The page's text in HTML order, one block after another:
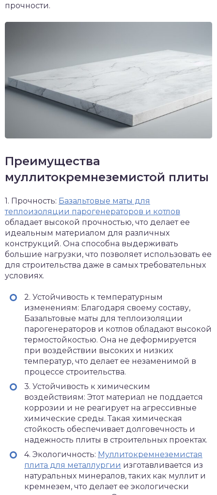
прочности.
Преимущества
муллитокремнеземистой плиты
1. Прочность: Базальтовые маты для
теплоизоляции парогенераторов и котлов
обладает высокой прочностью, что делает ее
идеальным материалом для различных
конструкций. Она способна выдерживать
большие нагрузки, что позволяет использовать ее
для строительства даже в самых требовательных
условиях.
2. Устойчивость к температурным
изменениям: Благодаря своему составу,
Базальтовые маты для теплоизоляции
парогенераторов и котлов обладают высокой
термостойкостью. Она не деформируется
при воздействии высоких и низких
температур, что делает ее незаменимой в
процессе строительства.
3. Устойчивость к химическим
воздействиям: Этот материал не поддается
коррозии и не реагирует на агрессивные
химические среды. Такая химическая
стойкость обеспечивает долговечность и
надежность плиты в строительных проектах.
4. Экологичность: Муллитокремнеземистая
плита для металлургии изготавливается из
натуральных минералов, таких как муллит и
кремнезем, что делает ее экологически